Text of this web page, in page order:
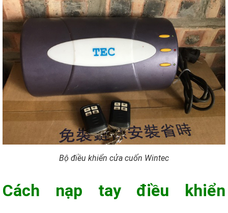
Bộ điều khiển cửa cuốn Wintec
Cách nạp tay điều khiển